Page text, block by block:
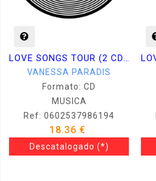
LOVE SONGS TOUR (2 CDS)
VANESSA PARADIS
Formato: CD
MUSICA
Ref: 0602537986194
18.36 €
Descatalogado (*)